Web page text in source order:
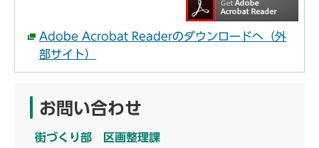
Adobe Acrobat Readerのダウンロードへ（外
部サイト）
お問い合わせ
街づくり部 区画整理課